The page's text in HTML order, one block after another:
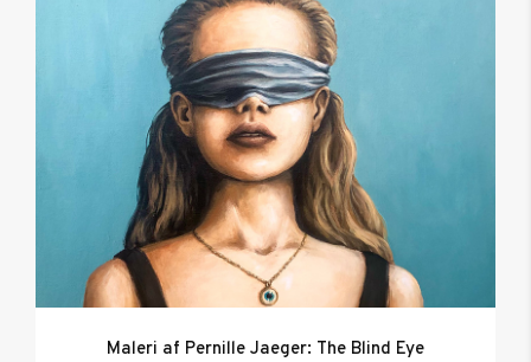
Maleri af Pernille Jaeger: The Blind Eye